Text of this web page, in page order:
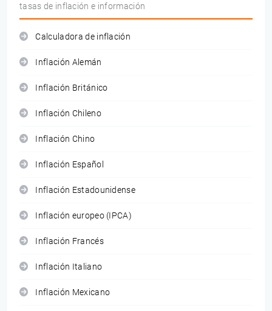
tasas de inflación e información
Calculadora de inflación
Inflación Alemán
Inflación Británico
Inflación Chileno
Inflación Chino
Inflación Español
Inflación Estadounidense
Inflación europeo (IPCA)
Inflación Francés
Inflación Italiano
Inflación Mexicano